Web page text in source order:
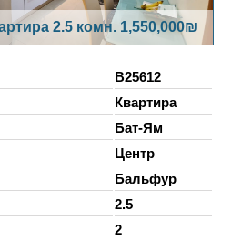
2.5 комн. 1,550,000₪
B25612
Квартира
Бат-Ям
Центр
Бальфур
2.5
2